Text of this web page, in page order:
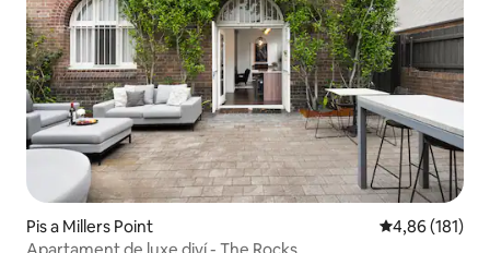
Pis a Millers Point 4,86 de
4,86 (181)